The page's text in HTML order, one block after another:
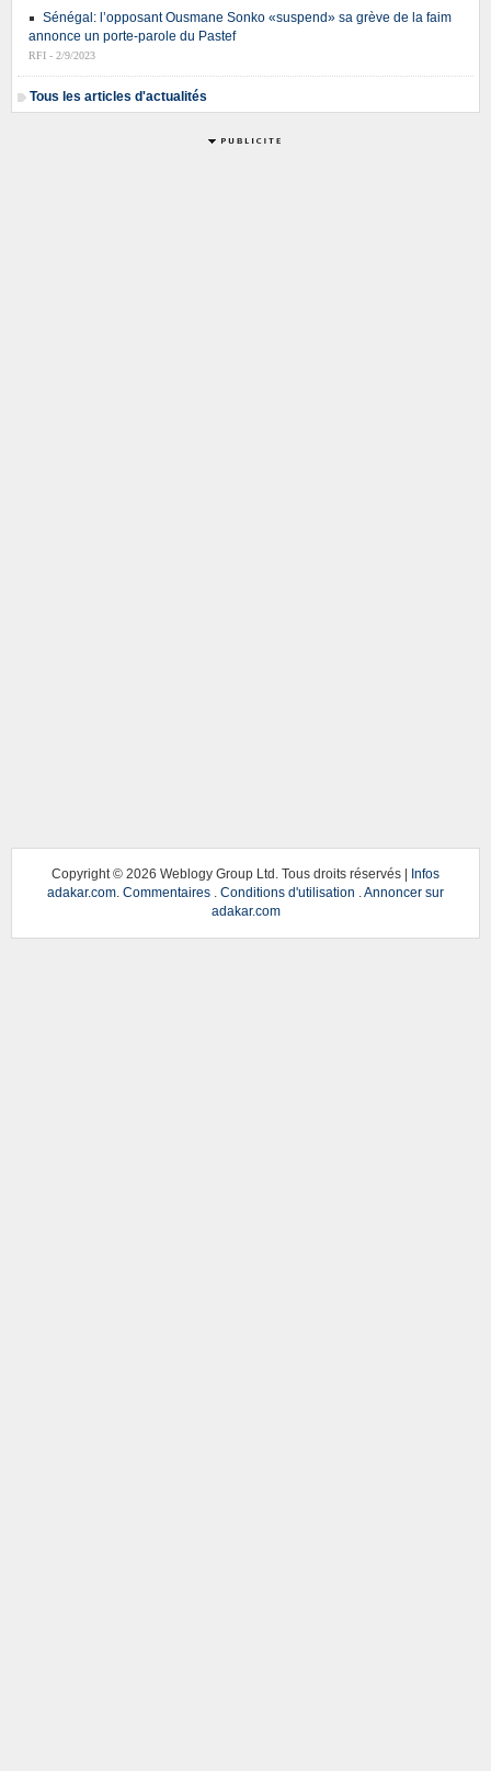
Sénégal: l’opposant Ousmane Sonko «suspend» sa grève de la faim
annonce un porte-parole du Pastef
RFI - 2/9/2023
Tous les articles d'actualités
Copyright © 2026 Weblogy Group Ltd. Tous droits réservés | Infos
adakar.com. Commentaires . Conditions d'utilisation .Annoncer sur
adakar.com